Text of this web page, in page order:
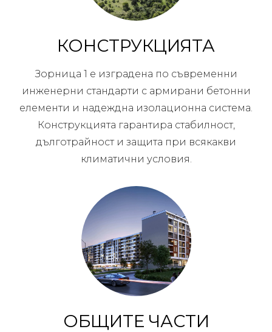
КОНСТРУКЦИЯТА
Зорница 1 е изградена по съвременни
инженерни стандарти с армирани бетонни
елементи и надеждна изолационна система.
Конструкцията гарантира стабилност,
дълготрайност и защита при всякакви
климатични условия.
ОБЩИТЕ ЧАСТИ